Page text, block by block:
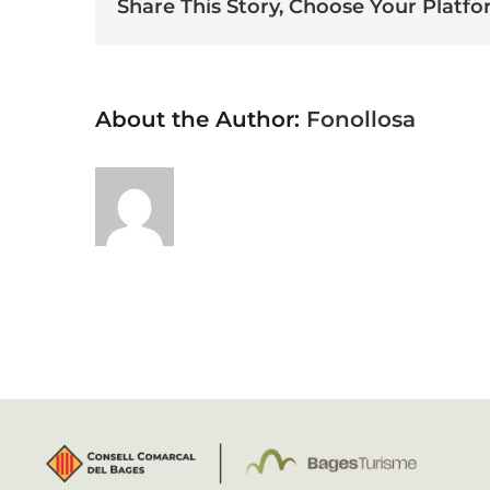
Share This Story, Choose Your
About the Author: Fonollosa